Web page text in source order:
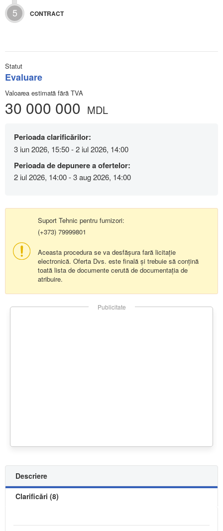
5 CONTRACT
Statut
Evaluare
Valoarea estimată fără TVA
30 000 000 MDL
Perioada clarificărilor:
3 iun 2026, 15:50 - 2 iul 2026, 14:00
Perioada de depunere a ofertelor:
2 iul 2026, 14:00 - 3 aug 2026, 14:00
Suport Tehnic pentru furnizori:
(+373) 79999801
Aceasta procedura se va desfășura fară licitație
electronică. Oferta Dvs. este finală și trebuie să conțină
toată lista de documente cerută de documentația de
atribuire.
Publicitate
Descriere
Clarificări (8)